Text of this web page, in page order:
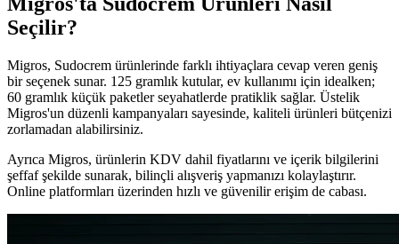
Seçilir?
Migros, Sudocrem ürünlerinde farklı ihtiyaçlara cevap veren geniş
bir seçenek sunar. 125 gramlık kutular, ev kullanımı için idealken;
60 gramlık küçük paketler seyahatlerde pratiklik sağlar. Üstelik
Migros'un düzenli kampanyaları sayesinde, kaliteli ürünleri bütçenizi
zorlamadan alabilirsiniz.
Ayrıca Migros, ürünlerin KDV dahil fiyatlarını ve içerik bilgilerini
şeffaf şekilde sunarak, bilinçli alışveriş yapmanızı kolaylaştırır.
Online platformları üzerinden hızlı ve güvenilir erişim de cabası.